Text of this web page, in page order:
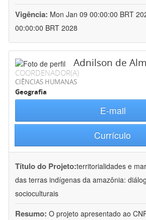
Vigência: Mon Jan 09 00:00:00 BRT
00:00:00 BRT 2028
Adnilson de
COORDENADOR(A)
CIÊNCIAS HUMANAS
Geografia
E-mail
Currículo
Título do Projeto:territorialidades e
das terras indígenas da amazônia:
socioculturais
Resumo: O projeto apresentado ao